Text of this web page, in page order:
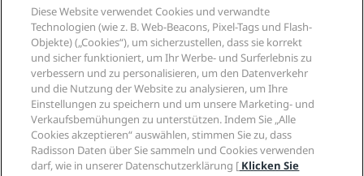
Neue und aufstrebende Hotels
Radisson Hotels APP
„Sports Approved“-Hotels
Familienfreundliche Hotels
Gesundheit & Sicherheit
Reisebüros
Radisson Hotel Group
Medien
Karriere RHG
Karriere PPHE
Karrieren EHL
The Club by RHG
Entwicklungsmöglichkeiten
Responsible Business – Unser Engagement
Einkauf
Rechtliches
Privacy Centre
Rechtliche Hinweise
Radisson Rewards Geschäftsbedingungen
Website-Nutzungsvereinbarung
Digitale Barrierefreiheit
Moderne Sklaverei – Erklärung
Hilfe
Verbrauchermeldungen
Kontakt
FAQ
Inhaltsübersicht
Soziale Medien
Marken von Radisson Hotels
Diese Website verwendet Cookies und verwandte
Technologien (wie z. B. Web-Beacons, Pixel-Tags und Flash-
Objekte) („Cookies“), um sicherzustellen, dass sie korrekt
und sicher funktioniert, um Ihr Werbe- und Surferlebnis zu
verbessern und zu personalisieren, um den Datenverkehr
und die Nutzung der Website zu analysieren, um Ihre
Einstellungen zu speichern und um unsere Marketing- und
Verkaufsbemühungen zu unterstützen. Indem Sie „Alle
Cookies akzeptieren“ auswählen, stimmen Sie zu, dass
Radisson Daten über Sie sammeln und Cookies verwenden
darf, wie in unserer Datenschutzerklärung [ Klicken Sie